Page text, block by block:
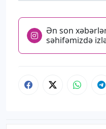
Ən son
səhifəmizdə